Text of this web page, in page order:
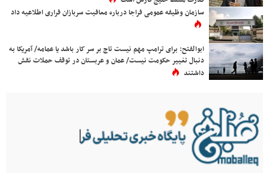
سازمان وظیفه عمومی فراجا درباره معافیت سربازان فراری اطلاعیه داد
ابوالفتح: برای ترامپ مهم نیست تاج بر سر کار باشد یا عمامه/ آمریکا به
دنبال تغییر حکومت نیست/ عمان و عربستان در توقف حملات نقش
داشتند